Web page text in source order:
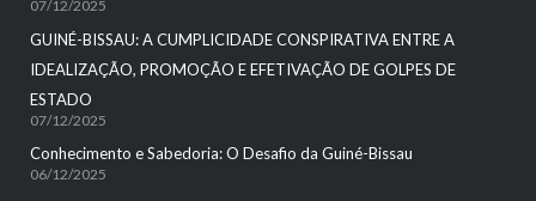
07/12/2025
GUINÉ-BISSAU: A CUMPLICIDADE CONSPIRATIVA ENTRE A
IDEALIZAÇÃO, PROMOÇÃO E EFETIVAÇÃO DE GOLPES DE
ESTADO
07/12/2025
Conhecimento e Sabedoria: O Desafio da Guiné-Bissau
06/12/2025